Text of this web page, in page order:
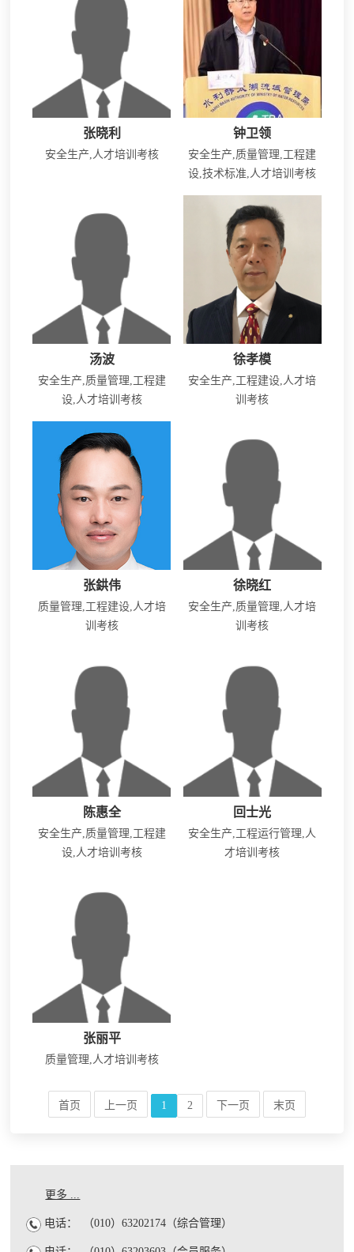
张晓利
安全生产,人才培训考核
钟卫领
安全生产,质量管理,工程建
设,技术标准,人才培训考核
汤波
安全生产,质量管理,工程建
设,人才培训考核
徐孝模
安全生产,工程建设,人才培
训考核
张鉷伟
质量管理,工程建设,人才培
训考核
徐晓红
安全生产,质量管理,人才培
训考核
陈惠全
安全生产,质量管理,工程建
设,人才培训考核
回士光
安全生产,工程运行管理,人
才培训考核
张丽平
质量管理,人才培训考核
首页 上一页 1 2 下一页 末页
更多 ...
电话： （010）63202174（综合管理）